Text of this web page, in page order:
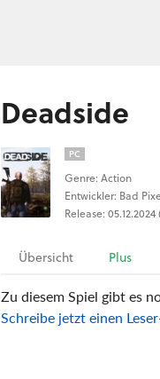
Deadside
PC
Genre: Action
Entwickler: Bad
Release: 05.12.2024
Übersicht Plus
Zu diesem Spiel gibt es
Schreibe jetzt einen